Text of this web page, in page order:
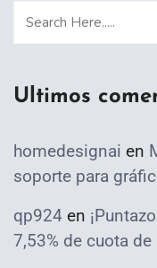
Ultimos
homedesignai en
soporte para
qp924 en
7,53% de cuota